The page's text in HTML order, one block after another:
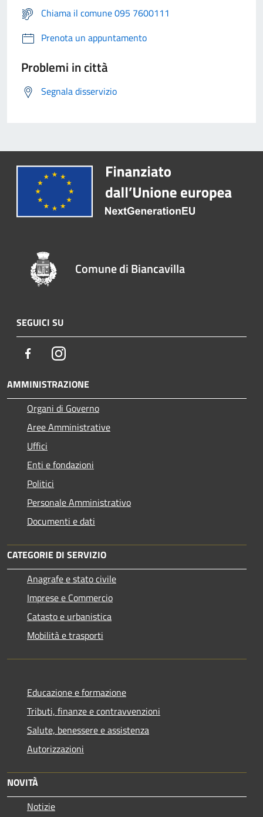
Chiama il comune 095 7600111
Prenota un appuntamento
Problemi in città
Segnala disservizio
Comune di Biancavilla
SEGUICI SU
FacebookInstagram
AMMINISTRAZIONE
Organi di Governo
Aree Amministrative
Uffici
Enti e fondazioni
Politici
Personale Amministrativo
Documenti e dati
CATEGORIE DI SERVIZIO
Anagrafe e stato civile
Imprese e Commercio
Catasto e urbanistica
Mobilità e trasporti
Educazione e formazione
Tributi, finanze e contravvenzioni
Salute, benessere e assistenza
Autorizzazioni
NOVITÀ
Notizie